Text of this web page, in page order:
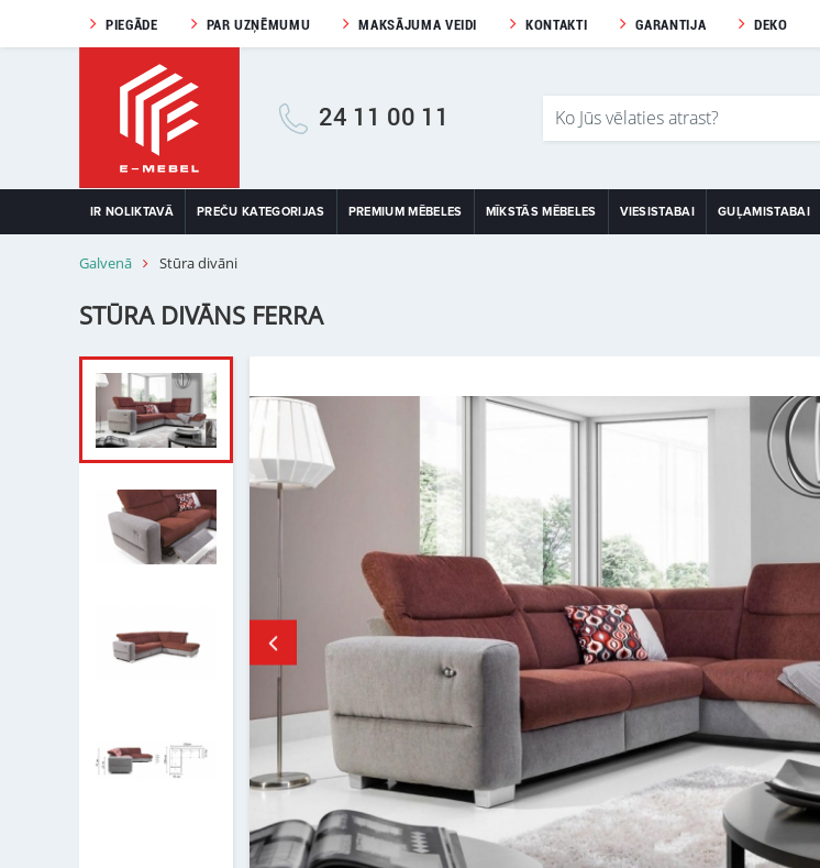
PIEGĀDE PAR UZŅĒMUMU MAKSĀJUMA VEIDI KONTAKTI GARANTIJA DEKO
24 11 00 11
IR NOLIKTAVĀ PREČU KATEGORIJAS PREMIUM MĒBELES MĪKSTĀS MĒBELES VIESISTABAI GUĻAMISTABAI
Galvenā Stūra divāni
STŪRA DIVĀNS FERRA